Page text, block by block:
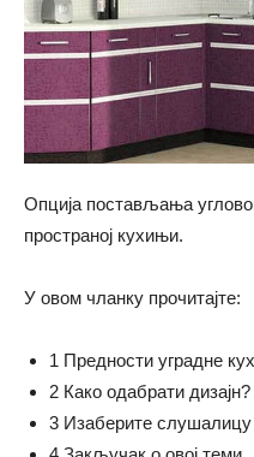
Опција постављања
пространој кухињи.
У овом чланку прочитајте:
1 Предности уградне
2 Како одабрати дизајн?
3 Изаберите слушалицу